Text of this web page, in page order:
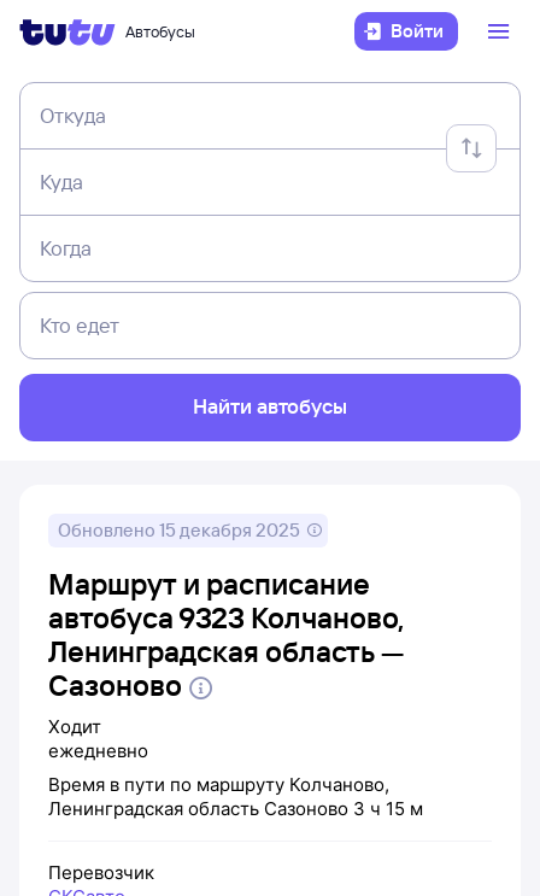
Автобусы Войти
Откуда
Куда
Когда
Кто едет
Найти автобусы
Обновлено 15 декабря 2025
Маршрут и расписание
автобуса 9323 Колчаново,
Ленинградская область —
Сазоново
Ходит
ежедневно
Время в пути по маршруту Колчаново,
Ленинградская область Сазоново 3 ч 15 м
Перевозчик